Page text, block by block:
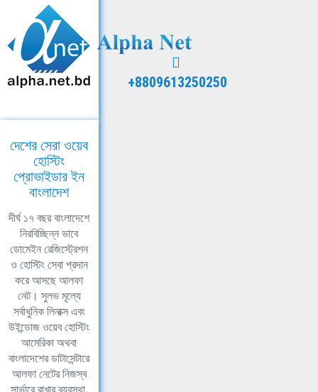
+8809613250250
দেশের সেরা ওয়েব
হোস্টিং
প্রোভাইডার ইন
বাংলাদেশ
দীর্ঘ ১৭ বছর বাংলাদেশে
নিরবিচ্ছিন্ন ভাবে
ডোমেইন রেজিস্ট্রেশন
ও হোস্টিং সেবা প্রদান
করে আসছে আলফা
নেট। সুলভ মূল্যে
সর্বাধুনিক লিনাক্স এবং
উইন্ডোজ ওয়েব হোস্টিং
আমেরিকা অথবা
বাংলাদেশের ডাটাসেন্টারে
আলফা নেটের নিজস্ব